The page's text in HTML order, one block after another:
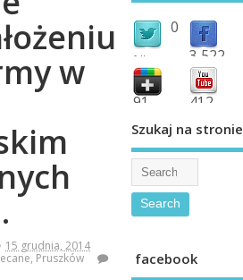
w
15 grudnia, 2014
, Pruszków
0
followers 3,522
fans
91 412
Szukaj na stronie
facebook